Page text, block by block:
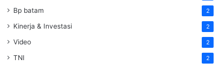
Bp batam 2
Kinerja & Investasi 2
Video 2
TNI 2